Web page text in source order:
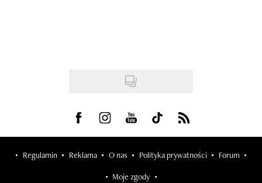
Visit us on Facebook
Visit us on Instagram
Visit us on Youtube
Visit us on Tiktok
Visit us on Rss
Regulamin Reklama O nas Polityka prywatności Forum
Moje zgody